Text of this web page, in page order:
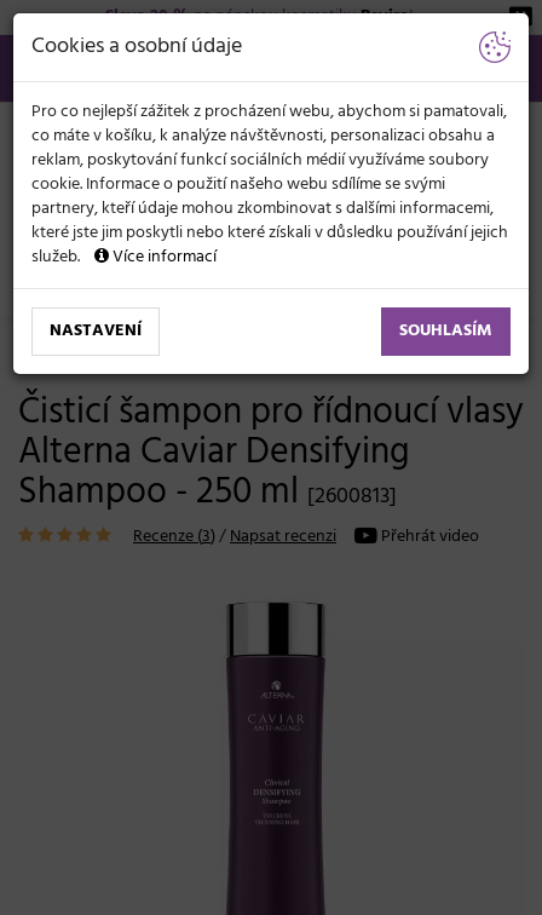
Sleva 20 %na pánskou kosmetikuBeviro!
566 440 099
info@svetkadernictvi.cz
Po−pá: 8−17
Vše o nákupu Kč
KATEGORIE
MENU
Vlasová kosmetika Šampony Lupy a problematika pokožky
-10% Poslední šance
Čisticí šampon pro řídnoucí vlasy
Alterna Caviar Densifying
Shampoo - 250 ml [2600813]
Recenze (3)/Napsat recenzi Přehrát video
Cookies a osobní údaje
Pro co nejlepší zážitek z procházení webu, abychom si pamatovali,
co máte v košíku, k analýze návštěvnosti, personalizaci obsahu a
reklam, poskytování funkcí sociálních médií využíváme soubory
cookie. Informace o použití našeho webu sdílíme se svými
partnery, kteří údaje mohou zkombinovat s dalšími informacemi,
které jste jim poskytli nebo které získali v důsledku používání jejich
služeb.
Více informací
NASTAVENÍ SOUHLASÍM